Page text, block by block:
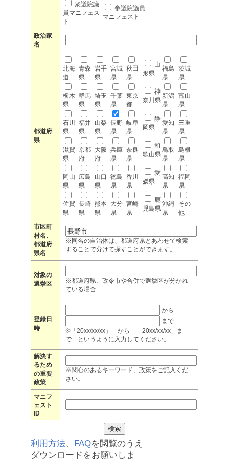
衆議院議
員マニフェス
ト
参議院議員
マニフェスト
政治家
名
都道府
県
北海
道
青森
県
岩手
県
宮城
県
秋田
県
山
形県
福島
県
茨城
県
栃木
県
群馬
県
埼玉
県
千葉
県
東京
都
神
奈川県
新潟
県
富山
県
石川
県
福井
県
山梨
県
長野
県
岐阜
県
静
岡県
愛知
県
三重
県
滋賀
県
京都
府
大阪
府
兵庫
県
奈良
県
和
歌山県
鳥取
県
島根
県
岡山
県
広島
県
山口
県
徳島
県
香川
県
愛
媛県
高知
県
福岡
県
佐賀
県
長崎
県
熊本
県
大分
県
宮崎
県
鹿
児島県
沖縄
県
その
他
市区町
村名、
都道府
県名
※同名の自治体は、都道府県とあわせて検索
することで分けて探すことができます。
対象の
選挙区
※都道府県、政令市や合併で選挙区が分かれ
ている場合
登録日
時
から
まで
※「20xx/xx/xx」 から 「20xx/xx/xx」ま
で というように入力してください。
解決す
るため
の重要
政策
※関心のあるキーワード、政策をご記入くだ
さい。
マニフ
ェスト
ID
利用方法、 FAQを閲覧のうえ
ダウンロードをお願いしま